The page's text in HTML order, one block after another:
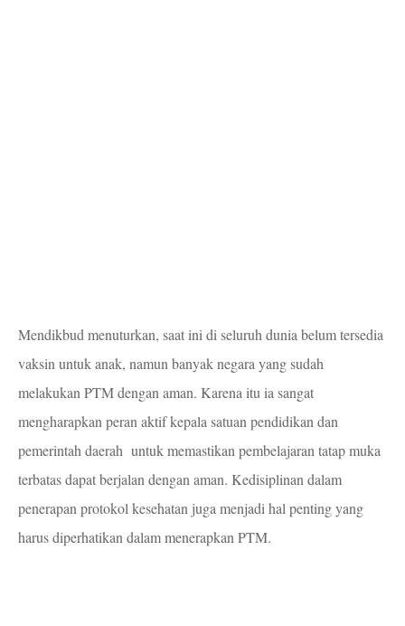
Mendikbud menuturkan, saat ini di seluruh dunia belum tersedia
vaksin untuk anak, namun banyak negara yang sudah
melakukan PTM dengan aman. Karena itu ia sangat
mengharapkan peran aktif kepala satuan pendidikan dan
pemerintah daerah untuk memastikan pembelajaran tatap muka
terbatas dapat berjalan dengan aman. Kedisiplinan dalam
penerapan protokol kesehatan juga menjadi hal penting yang
harus diperhatikan dalam menerapkan PTM.